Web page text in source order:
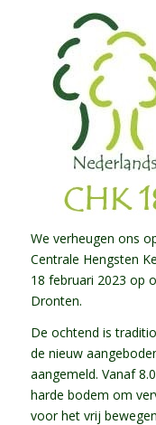
We verheugen ons
Centrale Hengsten
18 februari 2023 op
Dronten.
De ochtend is
de nieuw
aangemeld. Vanaf
harde bodem om
voor het vrij